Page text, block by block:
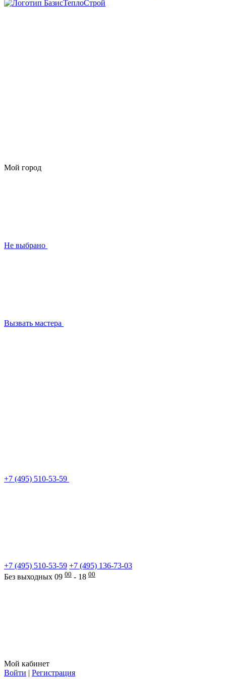
Мой город
Не выбрано
Вызвать мастера
+7 (495) 510-53-59
+7 (495) 510-53-59 +7 (495) 136-73-03
Без выходных 09 00 - 18 00
Мой кабинет
Войти | Регистрация